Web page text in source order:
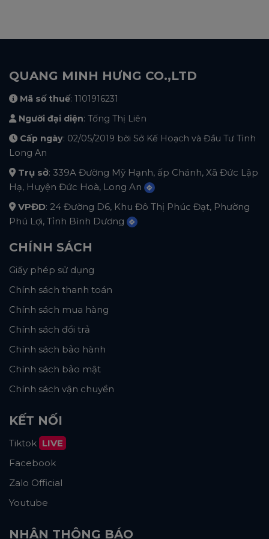
QUANG MINH HƯNG CO.,LTD
Mã số thuế: 1101916231
Người đại diện: Tống Thị Liên
Cấp ngày: 02/05/2019 bời Sở Kế Hoạch và Đầu Tư Tỉnh
Long An
Trụ sở: 339A Đường Mỹ Hạnh, ấp Chánh, Xã Đức Lập
Hạ, Huyện Đức Hoà, Long An
VPĐD: 24 Đường D6, Khu Đô Thị Phúc Đạt, Phường
Phú Lợi, Tỉnh Bình Dương
CHÍNH SÁCH
Giấy phép sử dụng
Chính sách thanh toán
Chính sách mua hàng
Chính sách đổi trả
Chính sách bảo hành
Chính sách bảo mật
Chính sách vận chuyển
KẾT NỐI
Tiktok LIVE
Facebook
Zalo Official
Youtube
NHẬN THÔNG BÁO